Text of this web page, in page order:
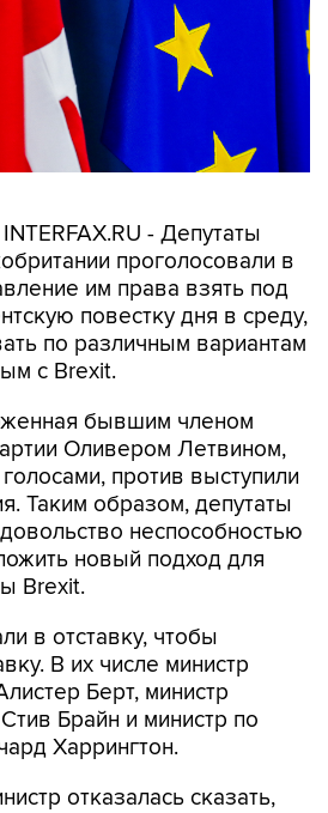
- Депутаты
проголосовали в
им права взять под
повестку дня в среду,
по различным вариантам
с Brexit.
бывшим членом
Оливером Летвином,
против выступили
Таким образом, депутаты
неспособностью
новый подход для
Brexit.
в отставку, чтобы
В их числе министр
Берт, министр
Брайн и министр по
Харрингтон.
отказалась сказать,